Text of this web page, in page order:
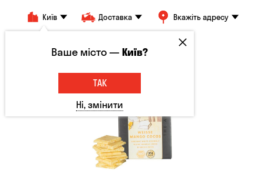
Київ Доставка Вкажіть адресу
Ваше місто —Київ?
ТАК
Ні, змінити